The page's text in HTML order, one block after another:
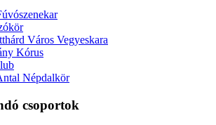
Város Vegyeskara
Kórus
Népdalkör
csoportok